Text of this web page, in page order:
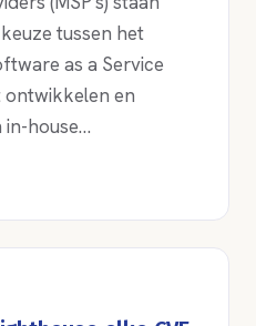
tussen het
as a Service
ontwikkelen en
in-house…